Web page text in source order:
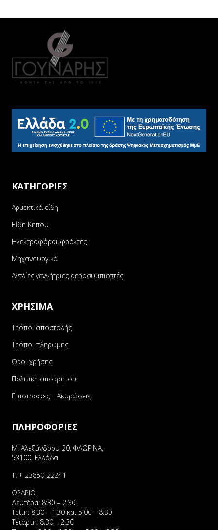
ΚΑΤΗΓΟΡΙΕΣ
Αρμεκτικά είδη
Είδη Κήπου
Ηλεκτροφόροι φράκτες
Μηχανουργικά
Αντλίες γεννήτριες αεροσυμπιεστές
ΧΡΗΣΙΜΑ
Τρόποι αποστολής
Τρόποι πληρωμής
Όροι χρήσης
Πολιτική απορρήτου
Επιστροφές – Ακυρώσεις
ΠΛΗΡΟΦΟΡΙΕΣ
Μ. Αλεξάνδρου 20, ΦΛΩΡΙΝΑ,
53100, Ελλάδα
Τ: + 23850-22241
ΩΡΑΡΙΟ:
Δευτέρα: 8:30 – 2:30
Τρίτη: 8:30 – 1:30 και 5:00 – 8:30
Τετάρτη: 8:30 – 2:30